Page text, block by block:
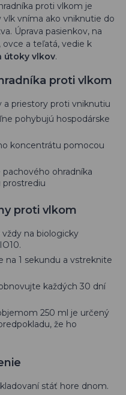
proti vlkom je
vlk vníma ako vniknutie do
Úprava pasienkov, na
a teľatá, vedie k
útoky vlkov.
proti vlkom
a priestory proti vniknutiu
pohybujú hospodárske
koncentrátu pomocou
ohradníka
prostrediu
proti vlkom
na biologicky
na 1 sekundu a vstreknite
každých 30 dní
250 ml je určený
že ho
stáť hore dnom.